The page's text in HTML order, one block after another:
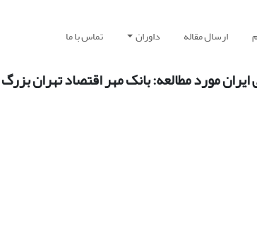
ارسال مقاله داوران تماس با ما
مورد مطالعه: بانک مهر اقتصاد تهران بزرگ